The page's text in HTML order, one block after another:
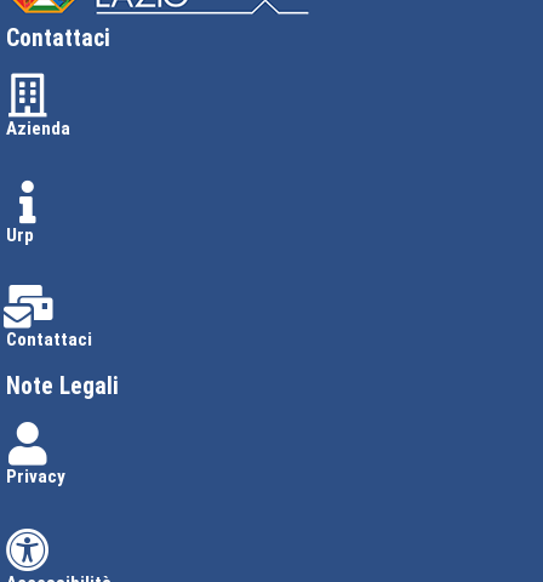
Contattaci
Azienda
Urp
Contattaci
Note Legali
Privacy